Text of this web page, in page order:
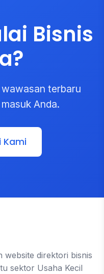
Bisnis
terbaru
Anda.
website direktori bisnis
sektor Usaha Kecil